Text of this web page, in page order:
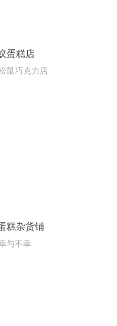
蛋糕店
鼠巧克力店
糕杂货铺
与不幸